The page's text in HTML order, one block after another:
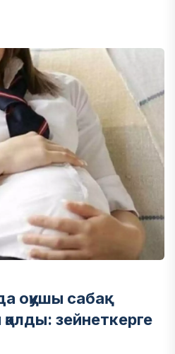
оқушы сабақ
зейнеткерге